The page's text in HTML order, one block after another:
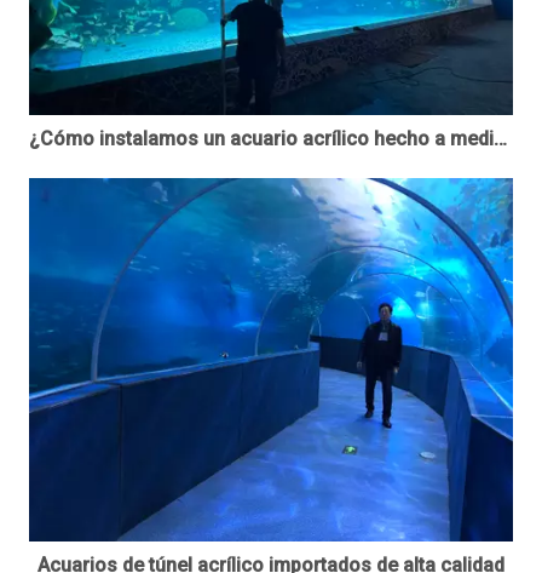
¿Cómo instalamos un acuario acrílico hecho a medida?
Acuarios de túnel acrílico importados de alta calidad